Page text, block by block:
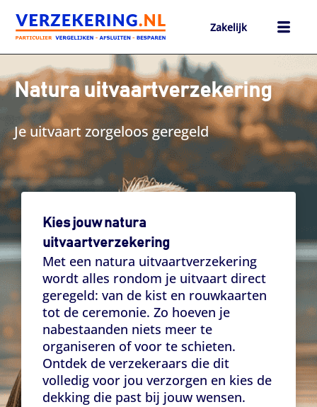
naar
inhoud
Zakelijk
Natura uitvaartverzekering
Je uitvaart zorgeloos geregeld
Kies jouw natura
uitvaartverzekering
Met een natura uitvaartverzekering
wordt alles rondom je uitvaart direct
geregeld: van de kist en rouwkaarten
tot de ceremonie. Zo hoeven je
nabestaanden niets meer te
organiseren of voor te schieten.
Ontdek de verzekeraars die dit
volledig voor jou verzorgen en kies de
dekking die past bij jouw wensen.